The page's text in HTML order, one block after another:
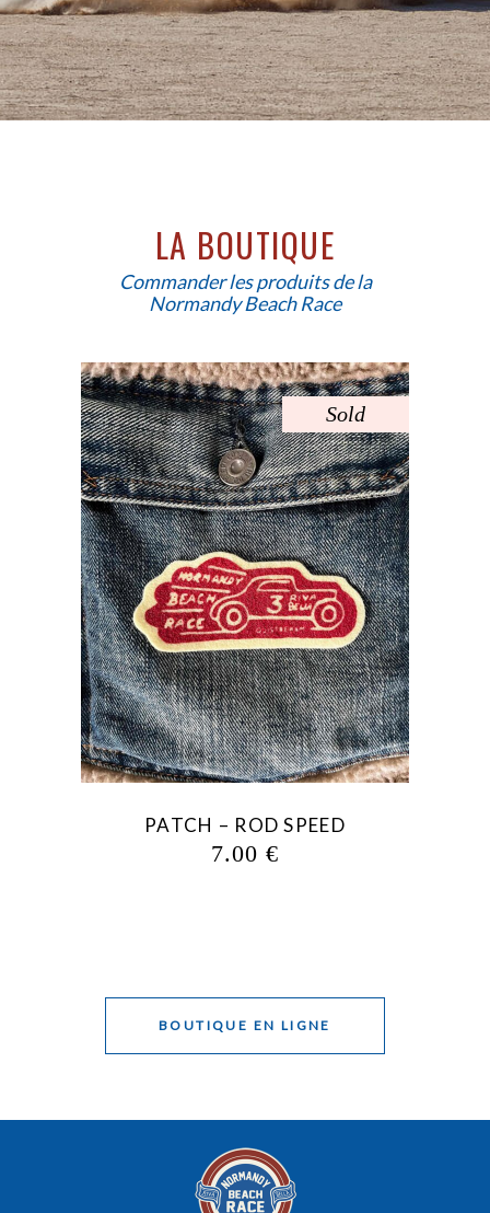
LA BOUTIQUE
Commander les produits de la
Normandy Beach Race
Sold
PATCH – ROD SPEED
7.00€
BOUTIQUE EN LIGNE